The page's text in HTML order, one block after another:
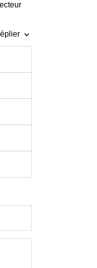
keyboard_arrow_down